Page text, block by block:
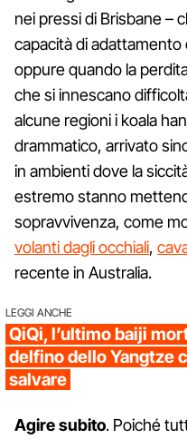
nei pressi di Brisbane –
capacità di adattamento
oppure quando la
che si innescano
alcune regioni i koala
drammatico, arrivato
in ambienti dove la
estremo stanno
sopravvivenza, come
volanti dagli occhiali,
recente in Australia.
LEGGI ANCHE
QiQi, l’ultimo baiji
delfino dello Yangtze
salvare
Agire subito. Poiché